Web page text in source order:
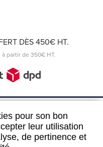
pour son bon
leur utilisation
de pertinence et
DÈS 450€ HT.
partir de 350€ HT.
1962